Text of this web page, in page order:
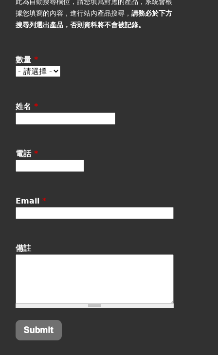
線上商城
標
據您填寫的內容，進行站內產品搜尋，請務必於下方
搜尋列選出產品 ，否則資料將不會被記錄。
數量*
姓名*
電話*
Email*
備註